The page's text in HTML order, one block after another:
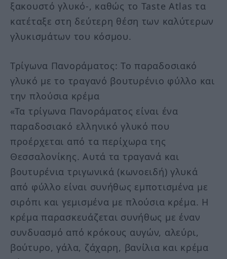
ξακουστό γλυκό-, καθώς το Taste Atlas τα
κατέταξε στη δεύτερη θέση των καλύτερων
γλυκισμάτων του κόσμου.
Τρίγωνα Πανοράματος: Το παραδοσιακό
γλυκό με το τραγανό βουτυρένιο φύλλο και
την πλούσια κρέμα
«Τα τρίγωνα Πανοράματος είναι ένα
παραδοσιακό ελληνικό γλυκό που
προέρχεται από τα περίχωρα της
Θεσσαλονίκης. Αυτά τα τραγανά και
βουτυρένια τριγωνικά (κωνοειδή) γλυκά
από φύλλο είναι συνήθως εμποτισμένα με
σιρόπι και γεμισμένα με πλούσια κρέμα. Η
κρέμα παρασκευάζεται συνήθως με έναν
συνδυασμό από κρόκους αυγών, αλεύρι,
βούτυρο, γάλα, ζάχαρη, βανίλια και κρέμα